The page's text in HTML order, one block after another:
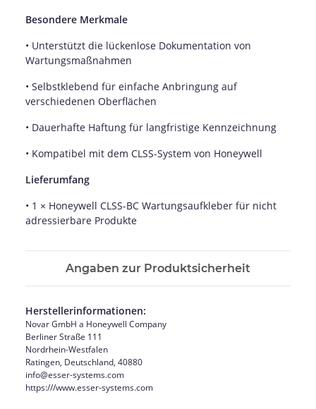
Besondere Merkmale
• Unterstützt die lückenlose Dokumentation von
Wartungsmaßnahmen
• Selbstklebend für einfache Anbringung auf
verschiedenen Oberflächen
• Dauerhafte Haftung für langfristige Kennzeichnung
• Kompatibel mit dem CLSS-System von Honeywell
Lieferumfang
• 1 × Honeywell CLSS-BC Wartungsaufkleber für nicht
adressierbare Produkte
Angaben zur Produktsicherheit
Herstellerinformationen:
Novar GmbH a Honeywell Company
Berliner Straße 111
Nordrhein-Westfalen
Ratingen, Deutschland, 40880
info@esser-systems.com
https:///www.esser-systems.com